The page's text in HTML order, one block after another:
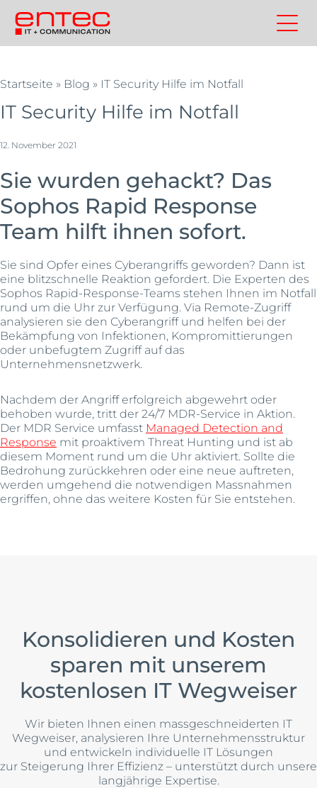
Zum
Inhalt
springen
Entec
|
Outsourcing
Cloud
Schweiz
Kontakt Suchen
Startseite » Blog » IT Security Hilfe im Notfall
IT Security Hilfe im Notfall
12. November 2021
Sie wurden gehackt? Das
Sophos Rapid Response
Team hilft ihnen sofort.
Sie sind Opfer eines Cyberangriffs geworden? Dann ist
eine blitzschnelle Reaktion gefordert. Die Experten des
Sophos Rapid-Response-Teams stehen Ihnen im Notfall
rund um die Uhr zur Verfügung. Via Remote-Zugriff
analysieren sie den Cyberangriff und helfen bei der
Bekämpfung von Infektionen, Kompromittierungen
oder unbefugtem Zugriff auf das
Unternehmensnetzwerk.
Nachdem der Angriff erfolgreich abgewehrt oder
behoben wurde, tritt der 24/7 MDR-Service in Aktion.
Der MDR Service umfasst Managed Detection and
Response mit proaktivem Threat Hunting und ist ab
diesem Moment rund um die Uhr aktiviert. Sollte die
Bedrohung zurückkehren oder eine neue auftreten,
werden umgehend die notwendigen Massnahmen
ergriffen, ohne das weitere Kosten für Sie entstehen.
Konsolidieren und Kosten
sparen mit unserem
kostenlosen IT Wegweiser
Wir bieten Ihnen einen massgeschneiderten IT
Wegweiser, analysieren Ihre Unternehmensstruktur
und entwickeln individuelle IT Lösungen
zur Steigerung Ihrer Effizienz – unterstützt durch unsere
langjährige Expertise.